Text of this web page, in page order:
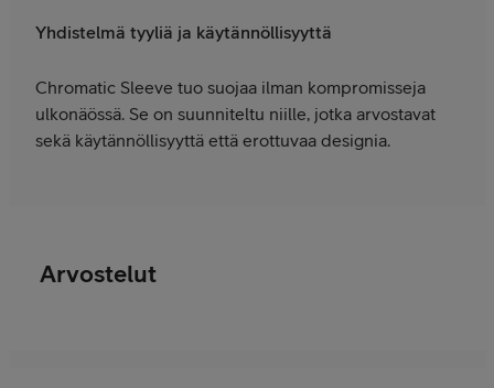
Yhdistelmä tyyliä ja käytännöllisyyttä
Chromatic Sleeve tuo suojaa ilman kompromisseja
ulkonäössä. Se on suunniteltu niille, jotka arvostavat
sekä käytännöllisyyttä että erottuvaa designia.
Arvostelut